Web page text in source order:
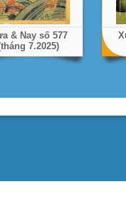
& Nay số 577
7.2025)